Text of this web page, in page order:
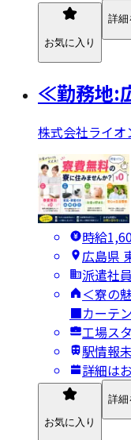
お気に入り
詳細
≪勤務地:
株式会社ライオ
時給
広島県
派遣社員
＜寮
■カー
工場ス
駅情報
詳細は
お気に入り
詳細